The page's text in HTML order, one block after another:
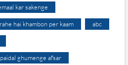
kar sakenge
hai khambon per kaam abc
ghumenge afsar